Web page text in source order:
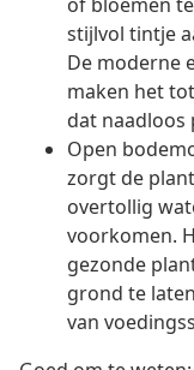
stijlvol tintje
De moderne
maken het
dat naadloos
Open
zorgt de
overtollig
voorkomen.
gezonde
grond te
van